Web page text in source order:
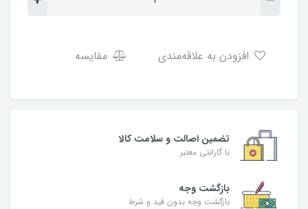
مقایسه
تضمین اصالت و سلامت کالا
با گارانتی معتبر
بازگشت وجه
بازگشت وجه بدون قید و شرط